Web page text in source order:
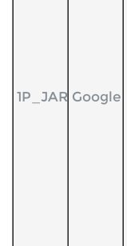
1P_JAR Google